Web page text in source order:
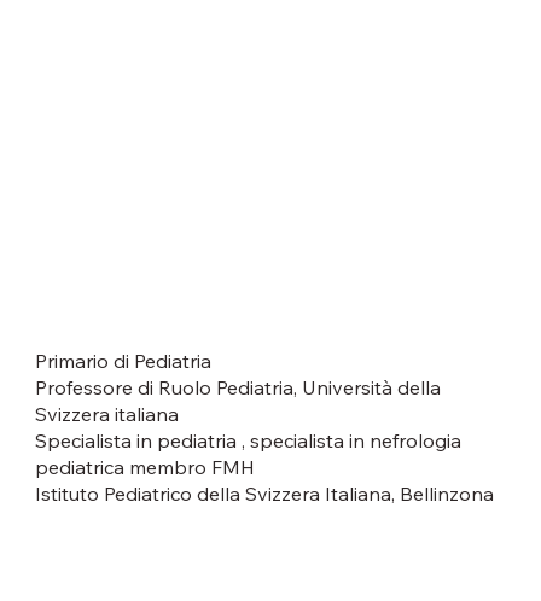
Primario di Pediatria
Professore di Ruolo Pediatria, Università della
Svizzera italiana
Specialista in pediatria , specialista in nefrologia
pediatrica membro FMH
Istituto Pediatrico della Svizzera Italiana, Bellinzona